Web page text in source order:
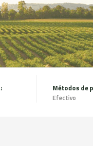
Métodos de
Efectivo